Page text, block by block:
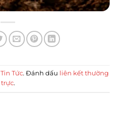
Tin Tức. Đánh dấu liên kết thường
trực.